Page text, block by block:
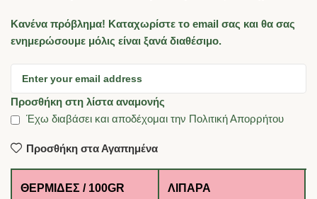
Κανένα πρόβλημα! Καταχωρίστε το email σας και θα σας
ενημερώσουμε μόλις είναι ξανά διαθέσιμο.
Προσθήκη στη λίστα αναμονής
Έχω διαβάσει και αποδέχομαι την Πολιτική Απορρήτου
Προσθήκη στα Αγαπημένα
ΘΕΡΜΊΔΕΣ / 100GR ΛΙΠΑΡΆ